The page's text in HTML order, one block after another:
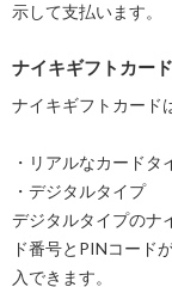
示して支払います。
ナイキギフトカー
ナイキギフトカード
・リアルなカードタ
・デジタルタイプ
デジタルタイプのナ
ド番号とPINコード
入できます。